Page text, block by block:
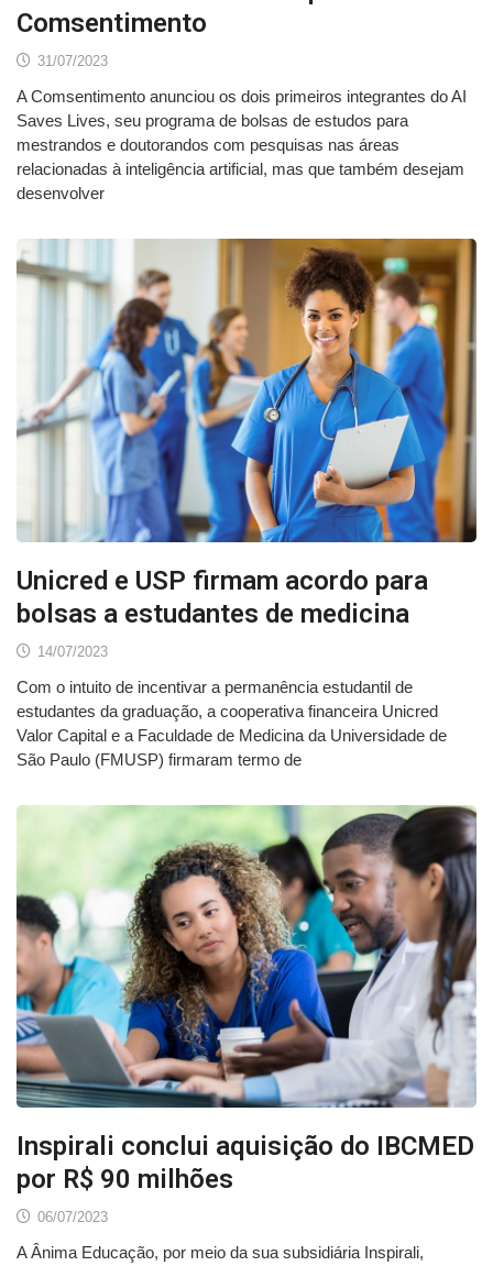
Comsentimento
31/07/2023
A Comsentimento anunciou os dois primeiros integrantes do AI
Saves Lives, seu programa de bolsas de estudos para
mestrandos e doutorandos com pesquisas nas áreas
relacionadas à inteligência artificial, mas que também desejam
desenvolver
Unicred e USP firmam acordo para
bolsas a estudantes de medicina
14/07/2023
Com o intuito de incentivar a permanência estudantil de
estudantes da graduação, a cooperativa financeira Unicred
Valor Capital e a Faculdade de Medicina da Universidade de
São Paulo (FMUSP) firmaram termo de
Inspirali conclui aquisição do IBCMED
por R$ 90 milhões
06/07/2023
A Ânima Educação, por meio da sua subsidiária Inspirali,